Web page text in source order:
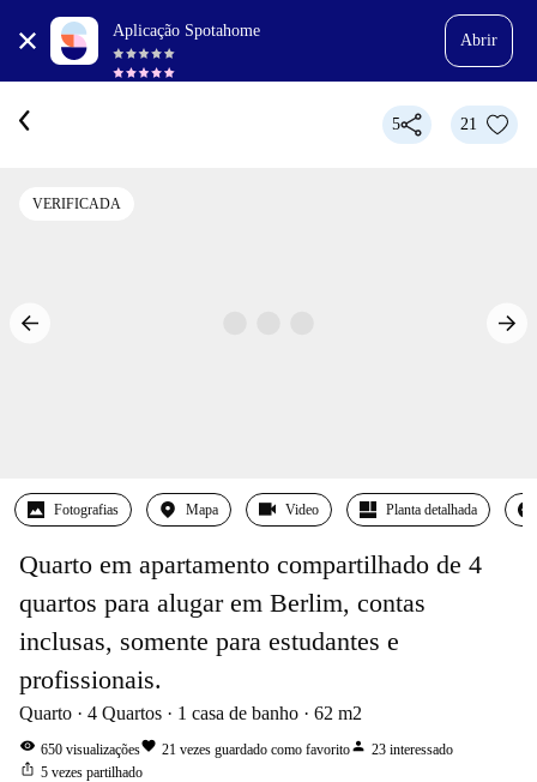
Aplicação Spotahome
Abrir
5 21
VERIFICADA
Fotografias Mapa Video Planta detalhada
Quarto em apartamento compartilhado de 4
quartos para alugar em Berlim, contas
inclusas, somente para estudantes e
profissionais.
Quarto 4 Quartos 1 casa de banho 62 m2
visibility 650 visualizaçõesfavorite 21 vezes guardado como favoritoperson 23 interessado
ios_share 5 vezes partilhado